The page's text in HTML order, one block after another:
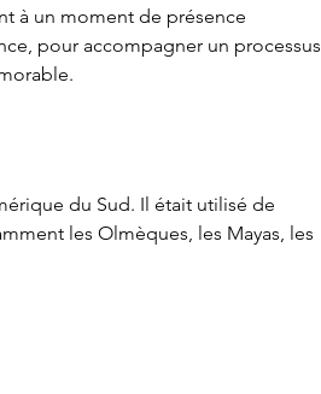
à un moment de présence
pour accompagner un processus
du Sud. Il était utilisé de
les Olmèques, les Mayas, les